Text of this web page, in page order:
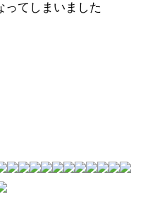
ってしまいました